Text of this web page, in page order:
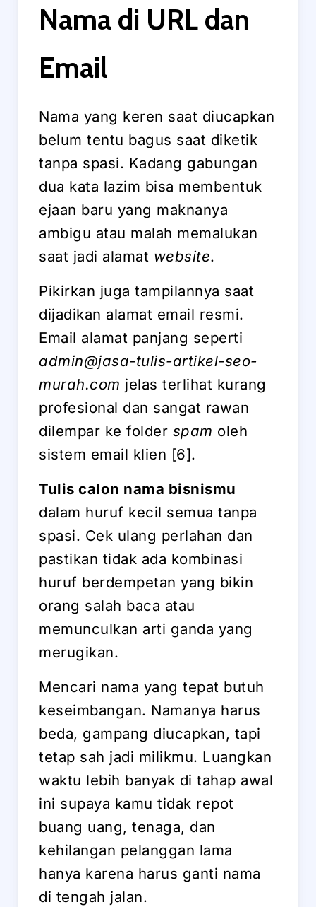
Nama di URL dan
Email
Nama yang keren saat diucapkan
belum tentu bagus saat diketik
tanpa spasi. Kadang gabungan
dua kata lazim bisa membentuk
ejaan baru yang maknanya
ambigu atau malah memalukan
saat jadi alamat website.
Pikirkan juga tampilannya saat
dijadikan alamat email resmi.
Email alamat panjang seperti
admin@jasa-tulis-artikel-seo-
murah.com jelas terlihat kurang
profesional dan sangat rawan
dilempar ke folder spam oleh
sistem email klien [6].
Tulis calon nama bisnismu
dalam huruf kecil semua tanpa
spasi. Cek ulang perlahan dan
pastikan tidak ada kombinasi
huruf berdempetan yang bikin
orang salah baca atau
memunculkan arti ganda yang
merugikan.
Mencari nama yang tepat butuh
keseimbangan. Namanya harus
beda, gampang diucapkan, tapi
tetap sah jadi milikmu. Luangkan
waktu lebih banyak di tahap awal
ini supaya kamu tidak repot
buang uang, tenaga, dan
kehilangan pelanggan lama
hanya karena harus ganti nama
di tengah jalan.